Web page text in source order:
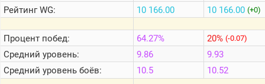
Портал
Мира
РейтингWG:
Процент побед:
Средний уровень:
Средний уровень боёв:
10 166.00
64.27%
9.86
10.5
10 166.00 (+0)
20% (-0.07)
9.93
10.52